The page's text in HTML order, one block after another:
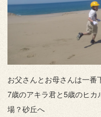
お父さんとお母さんは一番
7歳のアキラ君と5歳のヒ
場？砂丘へ